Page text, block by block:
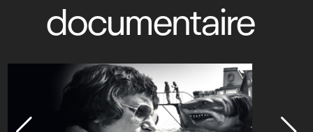
documentaire